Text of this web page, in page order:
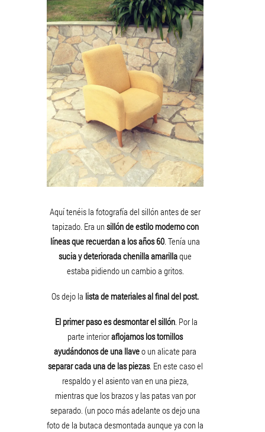
Aquí tenéis la fotografía del sillón antes de ser
tapizado. Era unsillón de estilo moderno con
líneas que recuerdan a los años 60. Tenía una
sucia y deteriorada chenilla amarillaque
estaba pidiendo un cambio a gritos.
Os dejo la lista de materiales al final del post.
El primer paso es desmontar el sillón. Por la
parte interioraflojamos los tornillos
ayudándonos de una llaveo un alicate para
separar cada una de las piezas. En este caso el
respaldo y el asiento van en una pieza,
mientras que los brazos y las patas van por
separado. (un poco más adelante os dejo una
foto de la butaca desmontada aunque ya con la